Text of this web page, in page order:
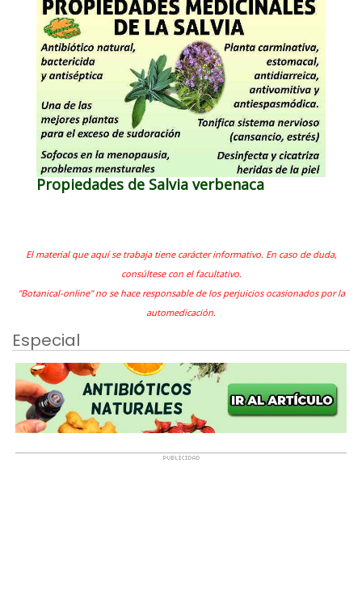
Propiedades de Salvia verbenaca
El material que aquí se trabaja tiene carácter informativo. En caso de duda,
consúltese con el facultativo.
"Botanical-online" no se hace responsable de los perjuicios ocasionados por la
automedicación.
Especial